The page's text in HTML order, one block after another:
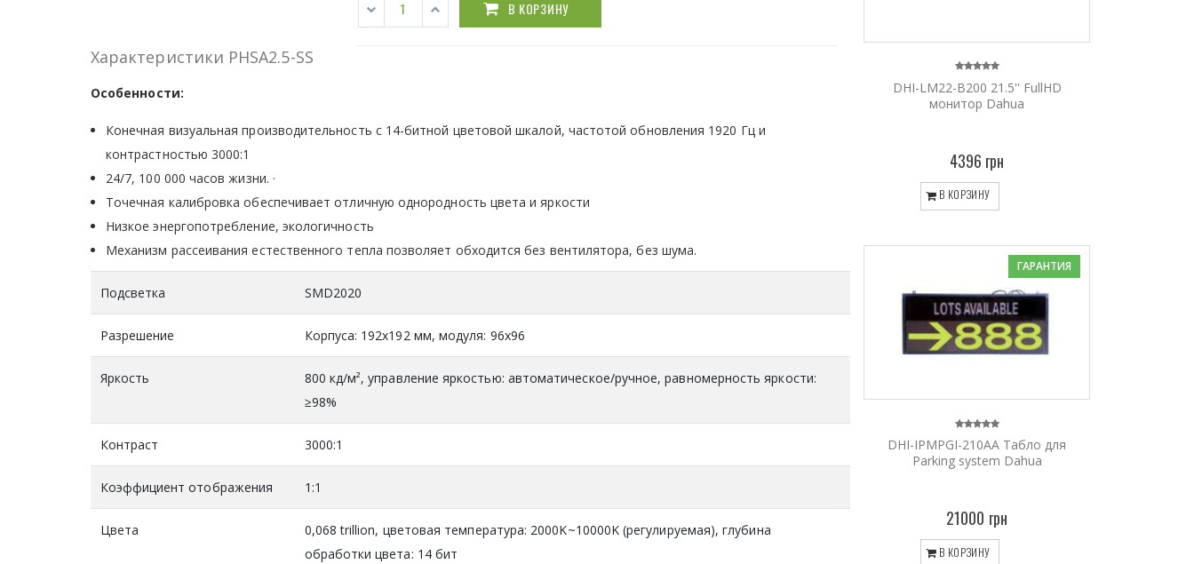
В КОРЗИНУ
Характеристики PHSA2.5-SS
Особенности:
Конечная визуальная производительность с 14-битной цветовой шкалой, частотой обновления 1920 Гц и
контрастностью 3000:1
24/7, 100 000 часов жизни. ·
Точечная калибровка обеспечивает отличную однородность цвета и яркости
Низкое энергопотребление, экологичность
Механизм рассеивания естественного тепла позволяет обходится без вентилятора, без шума.
Подсветка SMD2020
Разрешение Корпуса: 192x192 мм, модуля: 96х96
Яркость
800 кд/м², управление яркостью: автоматическое/ручное, равномерность яркости:
≥98%
Контраст 3000:1
Коэффициент отображения 1:1
Цвета
0,068 trillion, цветовая температура: 2000K~10000K (регулируемая), глубина
обработки цвета: 14 бит
DHI-LM22-B200 21.5'' FullHD
монитор Dahua
4396 грн
В КОРЗИНУ
ГАРАНТИЯ
DHI-IPMPGI-210AA Tабло для
Parking system Dahua
21000 грн
В КОРЗИНУ